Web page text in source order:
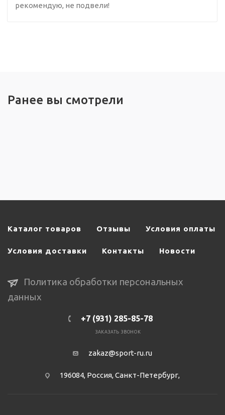
рекомендую, не подвели!
Ранее вы смотрели
Каталог товаров Отзывы Условия оплаты
Условия доставки Контакты Новости
Политика обработки персональных
данных
+7 (931) 285-85-78
ЗАКАЗАТЬ ЗВОНОК
zakaz@sport-ru.ru
196084, Россия, Санкт-Петербург,